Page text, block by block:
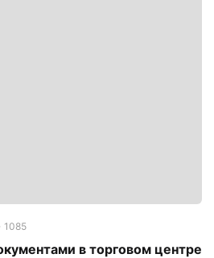
1085
в торговом центре